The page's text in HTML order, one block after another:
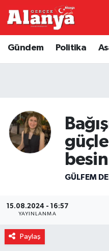
Gündem Politika
besin
GÜLFEM
15.08.2024 - 16:57
YAYINLANMA
Paylaş
Genel
Bilim ve Teknoloji
Bölge
Gizlilik İlkeleri -
Trafik Durumu
Tüm Manşetler
Son Dakika